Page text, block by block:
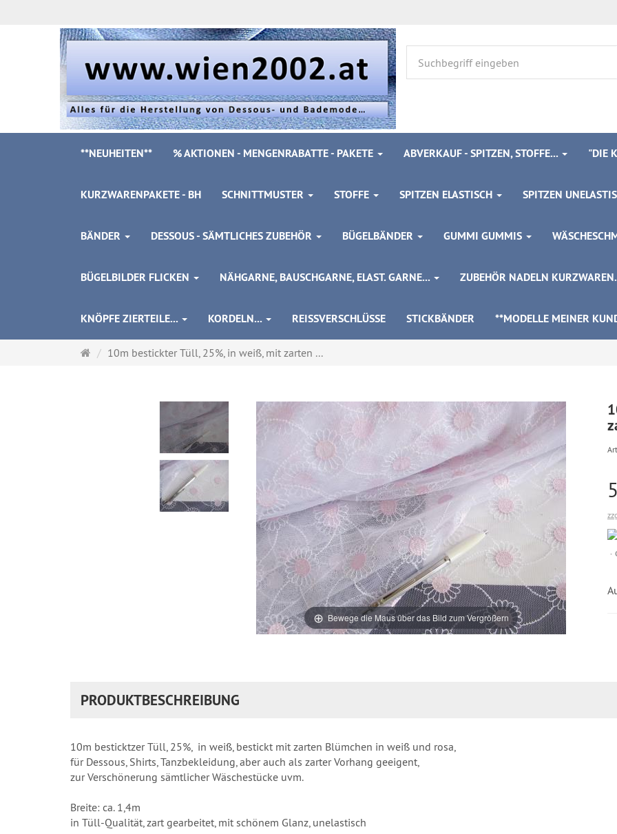
**NEUHEITEN** % AKTIONEN - MENGENRABATTE - PAKETE ABVERKAUF - SPITZEN, STOFFE... "DIE
KURZWARENPAKETE - BH SCHNITTMUSTER STOFFE SPITZEN ELASTISCH SPITZEN
BÄNDER DESSOUS - SÄMTLICHES ZUBEHÖR BÜGELBÄNDER GUMMI GUMMIS
BÜGELBILDER FLICKEN NÄHGARNE, BAUSCHGARNE, ELAST. GARNE... ZUBEHÖR NADELN
KNÖPFE ZIERTEILE... KORDELN... REISSVERSCHLÜSSE STICKBÄNDER **MODELLE MEINER
Startseite
10m bestickter Tüll, 25%, in weiß, mit zarten ...
Bewege die Maus über das Bild zum Vergrößern
PRODUKTBESCHREIBUNG
10m besticktzer Tüll, 25%, in weiß, bestickt mit zarten Blümchen in weiß und rosa,
für Dessous, Shirts, Tanzbekleidung, aber auch als zarter Vorhang geeigent,
zur Verschönerung sämtlicher Wäschestücke uvm.
Breite: ca. 1,4m
in Tüll-Qualität, zart gearbeitet, mit schönem Glanz, unelastisch